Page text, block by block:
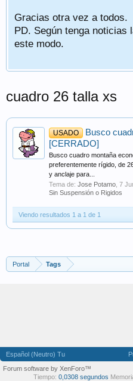
Gracias otra vez a todos.
PD. Según tenga noticias
este modo.
cuadro 26 talla xs
USADO
Busco
[CERRADO]
Busco cuadro montaña
preferentemente rígido, de
y anclaje para...
Tema de: Jose Potamo 7
Sin Suspensión o Rigidos
Viendo resultados 1 a 1 de 1
Portal Tags
Español (Neutro) Tu
Forum software by XenForo™
Tiempo: 0,0308 segundos